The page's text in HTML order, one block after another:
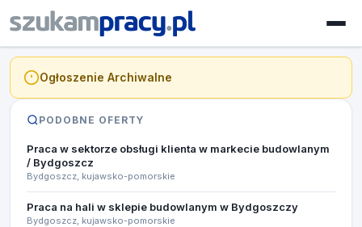
Ogłoszenie Archiwalne
PODOBNE OFERTY
Praca w sektorze obsługi klienta w markecie budowlanym
/ Bydgoszcz
Bydgoszcz, kujawsko-pomorskie
Praca na hali w sklepie budowlanym w Bydgoszczy
Bydgoszcz, kujawsko-pomorskie